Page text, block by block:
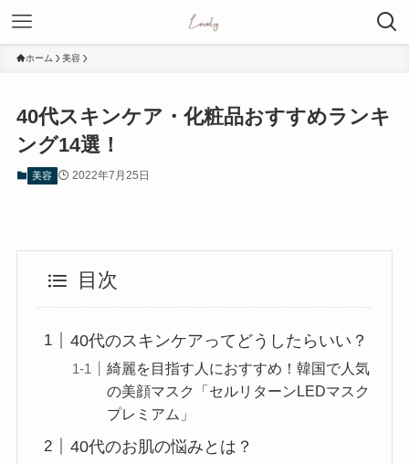
ホーム 美容
40代スキンケア・化粧品おすすめランキ
ング14選！
美容 2022年7月25日
目次
40代のスキンケアってどうしたらいい？
綺麗を目指す人におすすめ！韓国で人気
の美顔マスク「セルリターンLEDマスク
プレミアム」
40代のお肌の悩みとは？